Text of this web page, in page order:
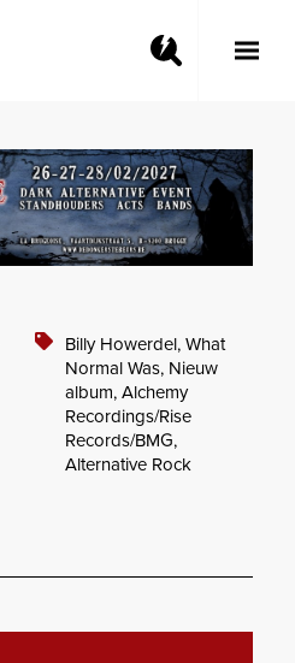
Toggle
Billy Howerdel, What
Normal Was, Nieuw
album, Alchemy
Recordings/Rise
Records/BMG,
Alternative Rock